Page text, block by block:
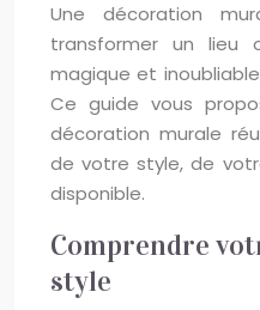
Une décoration
transformer un lieu
magique et
Ce guide vous
décoration murale
de votre style, de
disponible.
Comprendre
style